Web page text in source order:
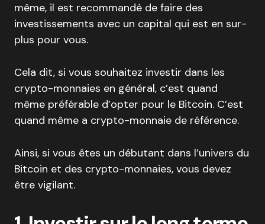
même, il est recommandé de faire des
investissements avec un capital qui est en sur-
plus pour vous.
Cela dit, si vous souhaitez investir dans les
crypto-monnaies en général, c’est quand
même préférable d’opter pour le Bitcoin. C’est
quand même a crypto-monnaie de référence.
Ainsi, si vous êtes un débutant dans l’univers du
Bitcoin et des crypto-monnaies, vous devez
être vigilant.